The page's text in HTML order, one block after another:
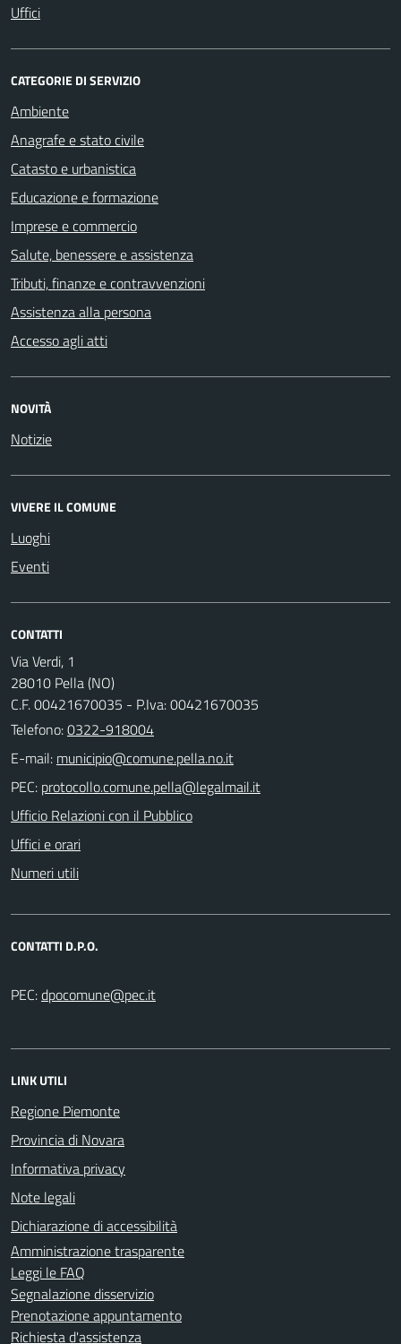
Uffici
CATEGORIE DI SERVIZIO
Ambiente
Anagrafe e stato civile
Catasto e urbanistica
Educazione e formazione
Imprese e commercio
Salute, benessere e assistenza
Tributi, finanze e contravvenzioni
Assistenza alla persona
Accesso agli atti
NOVITÀ
Notizie
VIVERE IL COMUNE
Luoghi
Eventi
CONTATTI
Via Verdi, 1
28010 Pella (NO)
C.F. 00421670035 - P.Iva: 00421670035
Telefono:0322-918004
E-mail:
PEC:
Ufficio Relazioni con il Pubblico
Uffici e orari
Numeri utili
CONTATTI D.P.O.
PEC:
LINK UTILI
Regione Piemonte
Provincia di Novara
Informativa privacy
Note legali
Dichiarazione di accessibilità
Amministrazione trasparente
Leggi le FAQ
Segnalazione disservizio
Prenotazione appuntamento
Richiesta d'assistenza